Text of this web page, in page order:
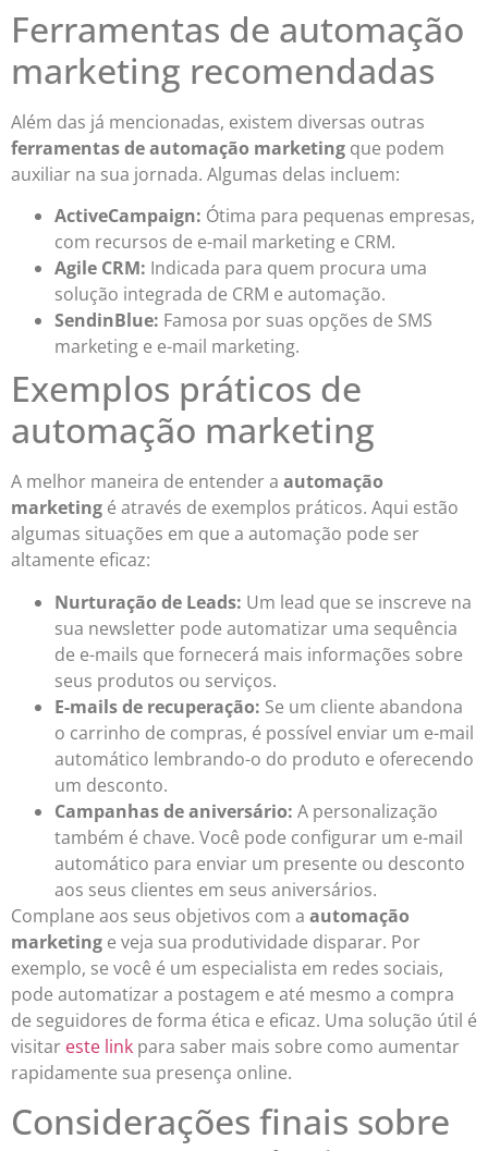
Ferramentas de automação
marketing recomendadas
Além das já mencionadas, existem diversas outras
ferramentas de automação marketing que podem
auxiliar na sua jornada. Algumas delas incluem:
ActiveCampaign: Ótima para pequenas empresas,
com recursos de e-mail marketing e CRM.
Agile CRM: Indicada para quem procura uma
solução integrada de CRM e automação.
SendinBlue: Famosa por suas opções de SMS
marketing e e-mail marketing.
Exemplos práticos de
automação marketing
A melhor maneira de entender a automação
marketing é através de exemplos práticos. Aqui estão
algumas situações em que a automação pode ser
altamente eficaz:
Nurturação de Leads: Um lead que se inscreve na
sua newsletter pode automatizar uma sequência
de e-mails que fornecerá mais informações sobre
seus produtos ou serviços.
E-mails de recuperação: Se um cliente abandona
o carrinho de compras, é possível enviar um e-mail
automático lembrando-o do produto e oferecendo
um desconto.
Campanhas de aniversário: A personalização
também é chave. Você pode configurar um e-mail
automático para enviar um presente ou desconto
aos seus clientes em seus aniversários.
Complane aos seus objetivos com a automação
marketing e veja sua produtividade disparar. Por
exemplo, se você é um especialista em redes sociais,
pode automatizar a postagem e até mesmo a compra
de seguidores de forma ética e eficaz. Uma solução útil é
visitar este link para saber mais sobre como aumentar
rapidamente sua presença online.
Considerações finais sobre